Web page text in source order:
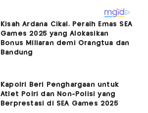
Kisah Ardana Cikal, Peraih Emas SEA
Games 2025 yang Alokasikan
Bonus Miliaran demi Orangtua dan
Bandung
Kapolri Beri Penghargaan untuk
Atlet Polri dan Non-Polisi yang
Berprestasi di SEA Games 2025